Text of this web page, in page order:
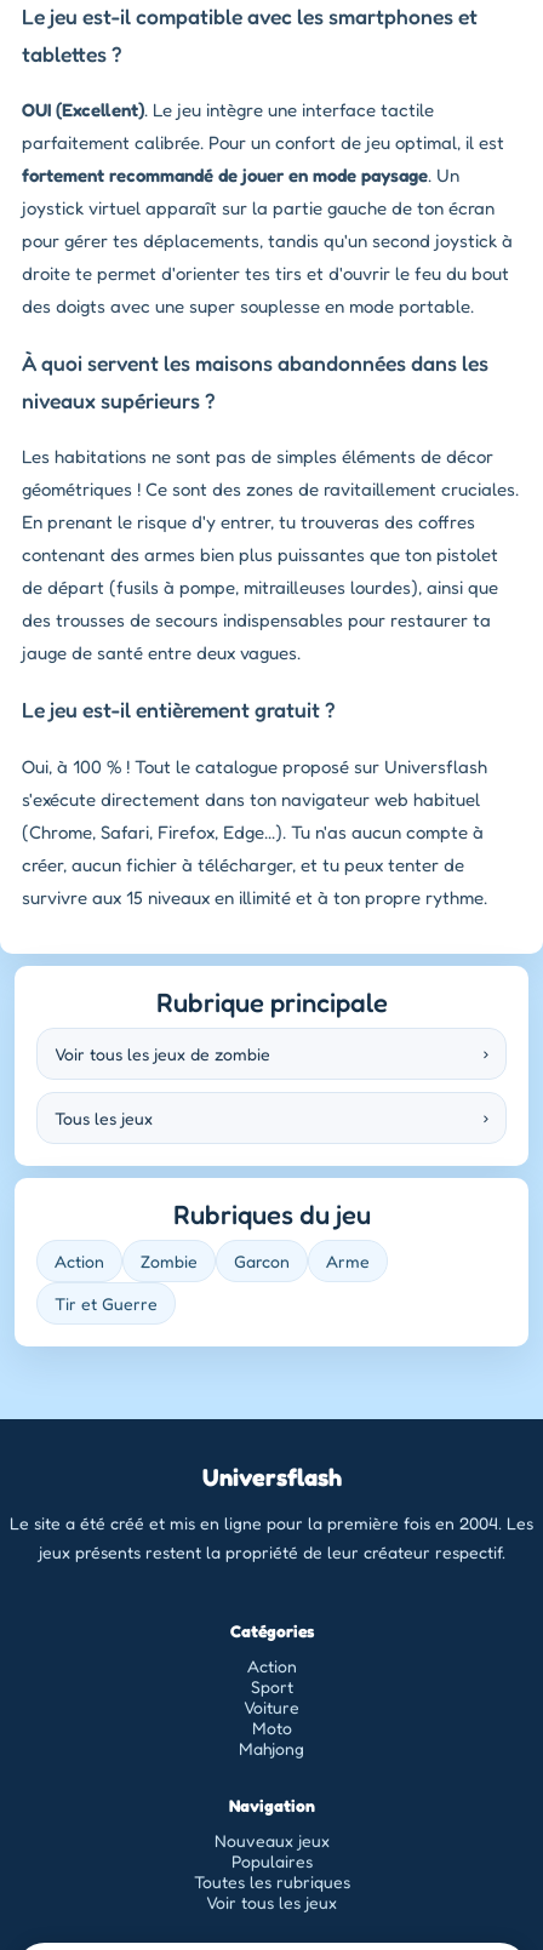
Le jeu est-il compatible avec les smartphones et
tablettes ?
OUI (Excellent). Le jeu intègre une interface tactile
parfaitement calibrée. Pour un confort de jeu optimal, il est
fortement recommandé de jouer en mode paysage. Un
joystick virtuel apparaît sur la partie gauche de ton écran
pour gérer tes déplacements, tandis qu'un second joystick à
droite te permet d'orienter tes tirs et d'ouvrir le feu du bout
des doigts avec une super souplesse en mode portable.
À quoi servent les maisons abandonnées dans les
niveaux supérieurs ?
Les habitations ne sont pas de simples éléments de décor
géométriques ! Ce sont des zones de ravitaillement cruciales.
En prenant le risque d'y entrer, tu trouveras des coffres
contenant des armes bien plus puissantes que ton pistolet
de départ (fusils à pompe, mitrailleuses lourdes), ainsi que
des trousses de secours indispensables pour restaurer ta
jauge de santé entre deux vagues.
Le jeu est-il entièrement gratuit ?
Oui, à 100 % ! Tout le catalogue proposé sur Universflash
s'exécute directement dans ton navigateur web habituel
(Chrome, Safari, Firefox, Edge...). Tu n'as aucun compte à
créer, aucun fichier à télécharger, et tu peux tenter de
survivre aux 15 niveaux en illimité et à ton propre rythme.
Rubrique principale
Voir tous les jeux de zombie ›
Tous les jeux ›
Rubriques du jeu
Action Zombie Garcon Arme
Tir et Guerre
Universflash
Le site a été créé et mis en ligne pour la première fois en 2004. Les
jeux présents restent la propriété de leur créateur respectif.
Catégories
Action
Sport
Voiture
Moto
Mahjong
Navigation
Nouveaux jeux
Populaires
Toutes les rubriques
Voir tous les jeux